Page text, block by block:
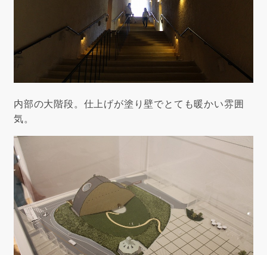
内部の大階段。仕上げが塗り壁でとても暖かい雰囲
気。